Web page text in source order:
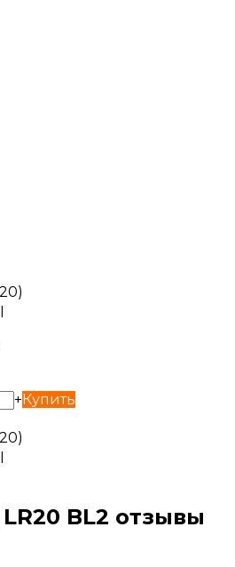
+Купить
LR20 BL2 отзывы